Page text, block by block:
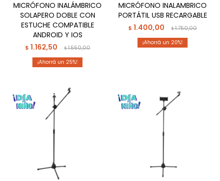
MICRÓFONO INALÁMBRICO
SOLAPERO DOBLE CON
ESTUCHE COMPATIBLE
ANDROID Y IOS
$ 1.162,50 $1.550,00
25
MICRÓFONO INALAMBRICO
PORTÁTIL USB RECARGABLE
$ 1.400,00 $1.750,00
20